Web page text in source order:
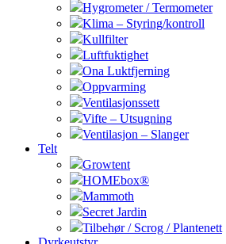
Hygrometer / Termometer
Klima – Styring/kontroll
Kullfilter
Luftfuktighet
Ona Luktfjerning
Oppvarming
Ventilasjonssett
Vifte – Utsugning
Ventilasjon – Slanger
Telt
Growtent
HOMEbox®
Mammoth
Secret Jardin
Tilbehør / Scrog / Plantenett